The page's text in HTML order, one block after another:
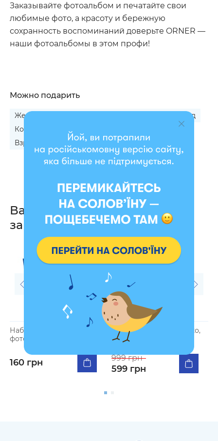
Заказывайте фотоальбом и печатайте свои
любимые фото, а красоту и бережную
сохранность воспоминаний доверьте ORNER —
наши фотоальбомы в этом профи!
Можно подарить
Женщине-начальнице
Любимому на Новый год
Коллегам на Новый год
Парню на Новый год
Взрослым на Новый год
Другу на Рождество
Вас также могут
заинтересовать
Набор стикеров для
фотоальбомов «Моменты
счастья»
160 грн
- 40 %
Фотоальбом «Сияй ярко,
живи незабываемо»
999 грн
599 грн